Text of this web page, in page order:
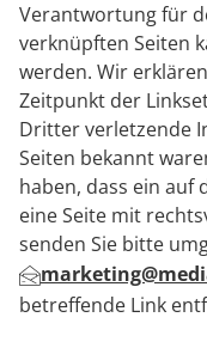
Verantwortung für
verknüpften Seiten
werden. Wir
Zeitpunkt der
Dritter verletzende
Seiten bekannt
haben, dass ein auf
eine Seite mit
senden Sie bitte
betreffende Link